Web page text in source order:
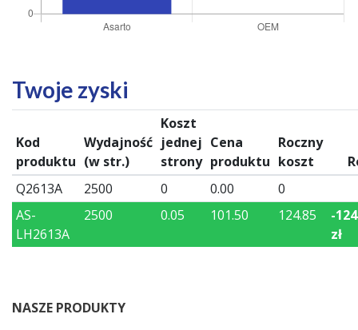
Twoje zyski
Kod
produktu
Wydajność
(w str.)
Koszt
jednej
strony
Cena
produktu
Roczny
koszt
Q2613A
2500 0 0.00
0
AS-
LH2613A
2500 0.05 101.50 124.85
-
zł
NASZE PRODUKTY